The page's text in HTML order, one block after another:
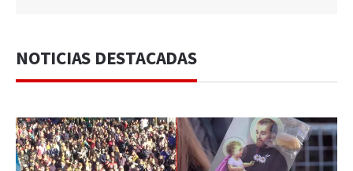
NOTICIAS DESTACADAS